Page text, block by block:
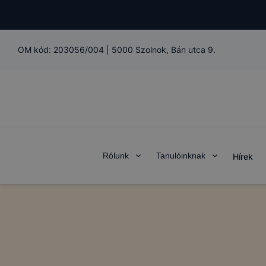
OM kód: 203056/004 5000 Szolnok, Bán utca 9.
Rólunk Tanulóinknak Hírek